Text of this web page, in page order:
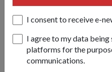
I consent to receive e-
I agree to my data
platforms for the
communications.
Darah pertama
Dengan kejayaan pasukan
merupakan negara pertama